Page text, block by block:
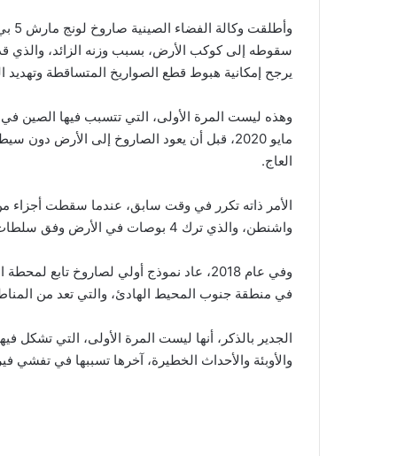
سقوطه إلى كوكب الأرض، بسبب وزنه الزائد، والذي
يرجح إمكانية هبوط قطع الصواريخ المتساقطة وتهديد
وهذه ليست المرة الأولى، التي تتسبب فيها الصين
مايو 2020، قبل أن يعود الصاروخ إلى
العاج.
واشنطن، والذي ترك 4 بوصات في الأرض وفق سلطات محلية.
وفي عام 2018، عاد نموذج أولي لصاروخ
في منطقة جنوب المحيط الهادئ، والتي تعد من
الجدير بالذكر، أنها ليست المرة الأولى، التي
والأوبئة والأحداث الخطيرة، آخرها تسببها في